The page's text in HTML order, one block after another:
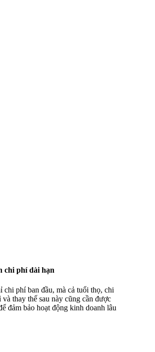
chi phí dài hạn
chi phí ban đầu, mà cả tuổi thọ, chi
và thay thế sau này cũng cần được
đảm bảo hoạt động kinh doanh lâu